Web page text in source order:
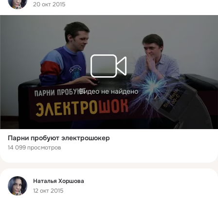
20 окт 2015
Видео не найдено
Парни пробуют электрошокер
14 099 просмотров
Фид
Наталья Хоршова
12 окт 2015